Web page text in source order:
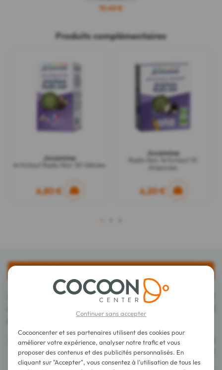
13,40 €
Produits complémentaires
Juvamine
Artichaut Radis Noir 50 Gélules
6,80 €
Juvamine
Radis Noir Artichaut 10
Ampoules
6,20 €
1
Juvamine Charbon + Levure 45 Gélules est un complément
et de levure de bière pour lutter contre les gaz intestinaux.
Le charbon végétal est reconnu pour ses propriétés
adsorbantes qui retient les molécules à sa surface et
contribue à réduire les flatulences après le repas.
Continuer sans accepter
Cocooncenter et ses partenaires utilisent des cookies pour
améliorer votre expérience, analyser notre trafic et vous
proposer des contenus et des publicités personnalisés. En
cliquant sur "Accepter", vous consentez à l'utilisation de tous les